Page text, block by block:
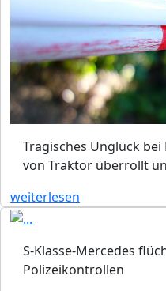
Tragisches Unglück
von Traktor überrollt
weiterlesen
S-Klasse-Mercedes
Polizeikontrollen